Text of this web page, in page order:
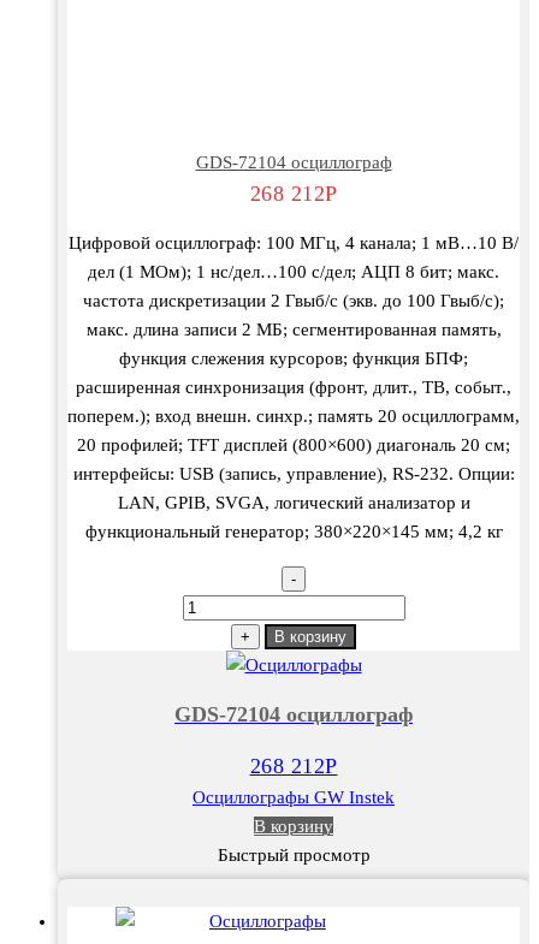
GDS-72104 осциллограф
268 212Р
Цифровой осциллограф: 100 МГц, 4 канала; 1 мВ…10 В/
дел (1 МОм); 1 нс/дел…100 с/дел; АЦП 8 бит; макс.
частота дискретизации 2 Гвыб/с (экв. до 100 Гвыб/с);
макс. длина записи 2 МБ; сегментированная память,
функция слежения курсоров; функция БПФ;
расширенная синхронизация (фронт, длит., ТВ, событ.,
поперем.); вход внешн. синхр.; память 20 осциллограмм,
20 профилей; TFT дисплей (800×600) диагональ 20 см;
интерфейсы: USB (запись, управление), RS-232. Опции:
LAN, GPIB, SVGA, логический анализатор и
функциональный генератор; 380×220×145 мм; 4,2 кг
-
Количество
осциллограф
+ В корзину
GDS-72104 осциллограф
268 212Р
Осциллографы GW Instek
В корзину
Быстрый просмотр